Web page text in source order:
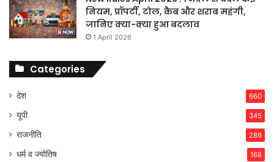
नियम, प्रॉपर्टी, टोल, कैब और शराब महंगी,
जानिए क्या-क्या हुआ बदलाव
1 April 2026
Categories
देश 660
यूपी 345
राजनीति 286
धर्म व ज्योतिष 168